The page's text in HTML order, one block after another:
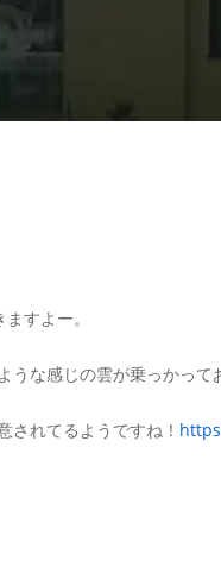
すよー。
な感じの雲が乗っかって
れてるようですね！